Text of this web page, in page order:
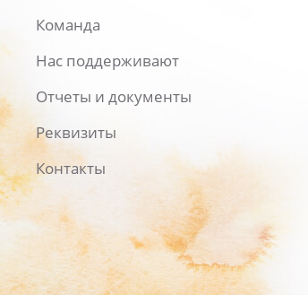
Команда
Нас поддерживают
Отчеты и документы
Реквизиты
Контакты